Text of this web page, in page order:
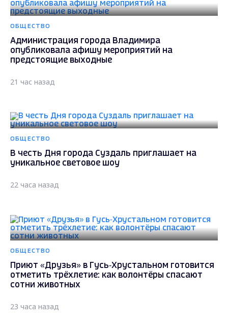
ОБЩЕСТВО
Администрация города Владимира
опубликовала афишу мероприятий на
предстоящие выходные
21 час назад
ОБЩЕСТВО
В честь Дня города Суздаль приглашает на
уникальное световое шоу
22 часа назад
ОБЩЕСТВО
Приют «Друзья» в Гусь‑Хрустальном готовится
отметить трёхлетие: как волонтёры спасают
сотни животных
23 часа назад